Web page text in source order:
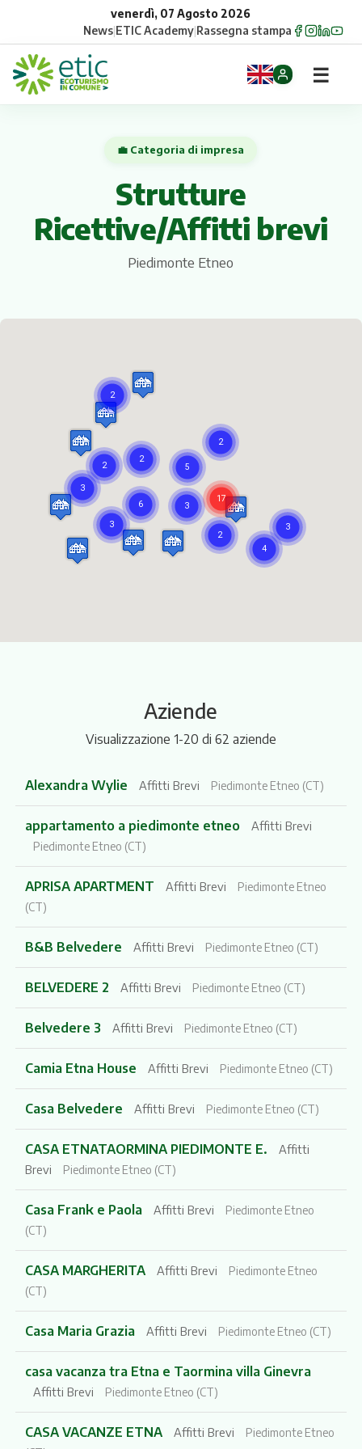
venerdì, 07 Agosto 2026
News|ETIC Academy|Rassegna stampa
Aziende
☰
💼 Categoria di impresa
Strutture
Ricettive/Affitti brevi
Piedimonte Etneo
Aziende
Visualizzazione 1-20 di 62 aziende
Alexandra Wylie Affitti Brevi Piedimonte Etneo (CT)
appartamento a piedimonte etneo Affitti Brevi
Piedimonte Etneo (CT)
APRISA APARTMENT Affitti Brevi
Piedimonte Etneo
(CT)
B&B Belvedere Affitti Brevi Piedimonte Etneo (CT)
BELVEDERE 2 Affitti Brevi Piedimonte Etneo (CT)
Belvedere 3 Affitti Brevi Piedimonte Etneo (CT)
Camia Etna House Affitti Brevi Piedimonte Etneo (CT)
Casa Belvedere Affitti Brevi Piedimonte Etneo (CT)
CASA ETNATAORMINA PIEDIMONTE E.
Affitti
Brevi
Piedimonte Etneo (CT)
Casa Frank e Paola Affitti Brevi
Piedimonte Etneo
(CT)
CASA MARGHERITA Affitti Brevi
Piedimonte Etneo
(CT)
Casa Maria Grazia Affitti Brevi Piedimonte Etneo (CT)
casa vacanza tra Etna e Taormina villa Ginevra
Affitti Brevi Piedimonte Etneo (CT)
CASA VACANZE ETNA Affitti Brevi
Piedimonte Etneo